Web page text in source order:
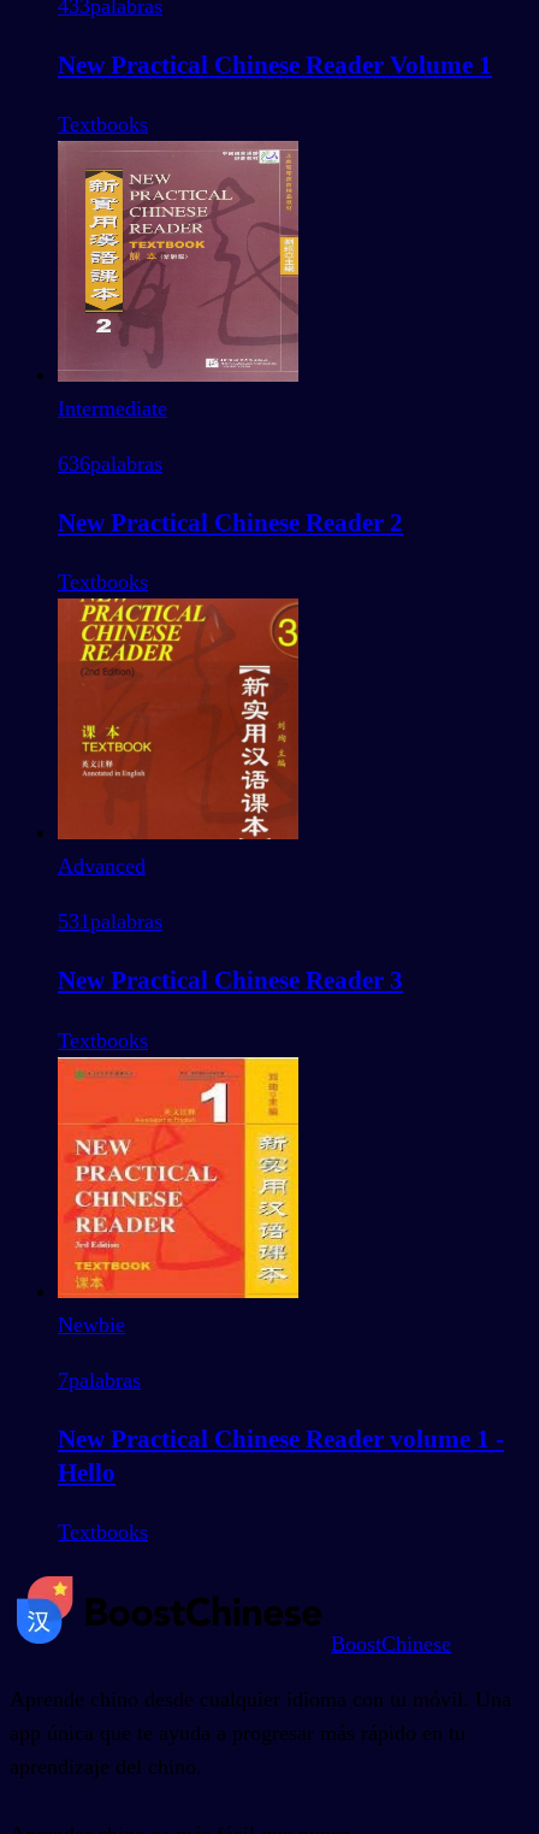
433palabras
New Practical Chinese Reader Volume 1
Textbooks
Intermediate
636palabras
New Practical Chinese Reader 2
Textbooks
Advanced
531palabras
New Practical Chinese Reader 3
Textbooks
Newbie
7palabras
New Practical Chinese Reader volume 1 -
Hello
Textbooks
BoostChinese
Aprende chino desde cualquier idioma con tu móvil. Una
app única que te ayuda a progresar más rápido en tu
aprendizaje del chino.